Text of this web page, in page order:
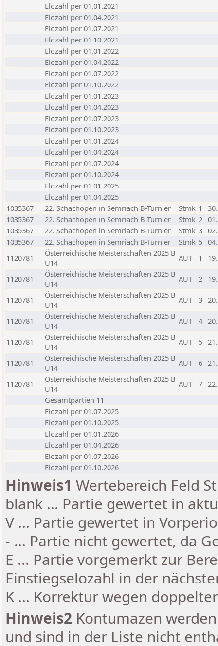
Elozahl per 01.01.2021
Elozahl per 01.04.2021
Elozahl per 01.07.2021
Elozahl per 01.10.2021
Elozahl per 01.01.2022
Elozahl per 01.04.2022
Elozahl per 01.07.2022
Elozahl per 01.10.2022
Elozahl per 01.01.2023
Elozahl per 01.04.2023
Elozahl per 01.07.2023
Elozahl per 01.10.2023
Elozahl per 01.01.2024
Elozahl per 01.04.2024
Elozahl per 01.07.2024
Elozahl per 01.10.2024
Elozahl per 01.01.2025
Elozahl per 01.04.2025
1035367
22. Schachopen in Semriach B-Turnier Stmk 1
1035367
22. Schachopen in Semriach B-Turnier Stmk 2
1035367
22. Schachopen in Semriach B-Turnier Stmk 3
1035367
22. Schachopen in Semriach B-Turnier Stmk 5
1120781
Österreichische Meisterschaften 2025 B
U14
AUT 1
1120781
Österreichische Meisterschaften 2025 B
U14
AUT 2
1120781
Österreichische Meisterschaften 2025 B
U14
AUT 3
1120781
Österreichische Meisterschaften 2025 B
U14
AUT 4
1120781
Österreichische Meisterschaften 2025 B
U14
AUT 5
1120781
Österreichische Meisterschaften 2025 B
U14
AUT 6
1120781
Österreichische Meisterschaften 2025 B
U14
AUT 7
Gesamtpartien 11
Elozahl per 01.07.2025
Elozahl per 01.10.2025
Elozahl per 01.01.2026
Elozahl per 01.04.2026
Elozahl per 01.07.2026
Elozahl per 01.10.2026
Hinweis1 Wertebereich Feld
blank ... Partie gewertet in
V ... Partie gewertet in
- ... Partie nicht gewertet, da
E ... Partie vorgemerkt zur
Einstiegselozahl in der
K ... Korrektur wegen
Hinweis2 Kontumazen
und sind in der Liste nicht